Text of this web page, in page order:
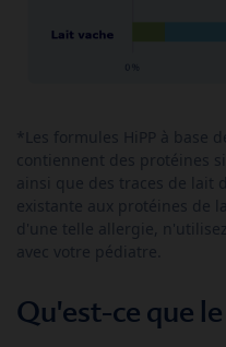
*Les formules HiPP à base
contiennent des protéines
ainsi que des traces de lait
existante aux protéines de
d'une telle allergie,
avec votre pédiatre.
Qu'est-ce que